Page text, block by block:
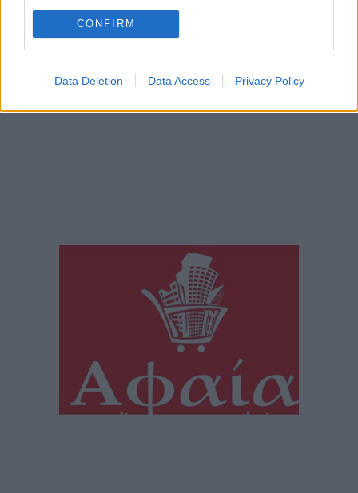
CONFIRM
Data Deletion Data Access Privacy Policy